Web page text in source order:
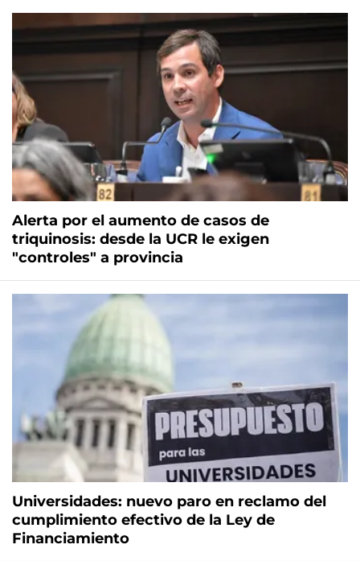
Alerta por el aumento de casos de
triquinosis: desde la UCR le exigen
"controles" a provincia
Universidades: nuevo paro en reclamo del
cumplimiento efectivo de la Ley de
Financiamiento